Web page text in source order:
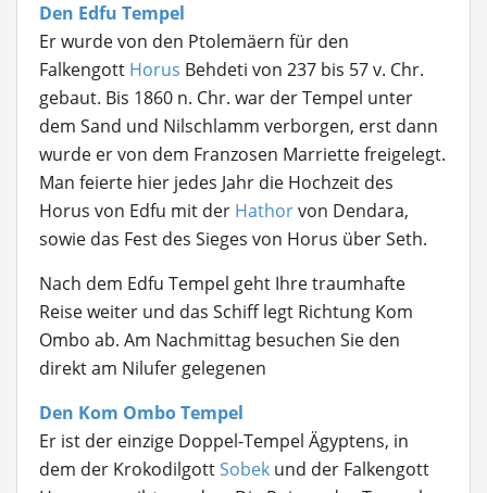
Den Edfu Tempel
Er wurde von den Ptolemäern für den
Falkengott Horus Behdeti von 237 bis 57 v. Chr.
gebaut. Bis 1860 n. Chr. war der Tempel unter
dem Sand und Nilschlamm verborgen, erst dann
wurde er von dem Franzosen Marriette freigelegt.
Man feierte hier jedes Jahr die Hochzeit des
Horus von Edfu mit der Hathorvon Dendara,
sowie das Fest des Sieges von Horus über Seth.
Nach dem Edfu Tempel geht Ihre traumhafte
Reise weiter und das Schiff legt Richtung Kom
Ombo ab. Am Nachmittag besuchen Sie den
direkt am Nilufer gelegenen
Den Kom Ombo Tempel
Er ist der einzige Doppel-Tempel Ägyptens, in
dem der KrokodilgottSobek und der Falkengott